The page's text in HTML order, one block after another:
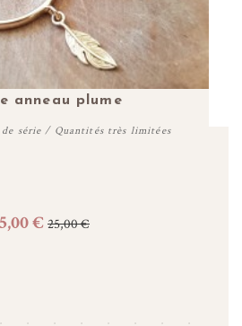
anneau plume
série / Quantités très limitées
€ 25,00 €